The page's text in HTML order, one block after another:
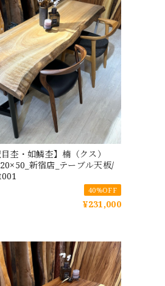
杢・如鱗杢】楠（クス）
新宿店_テーブル天板/
40%OFF
¥231,000